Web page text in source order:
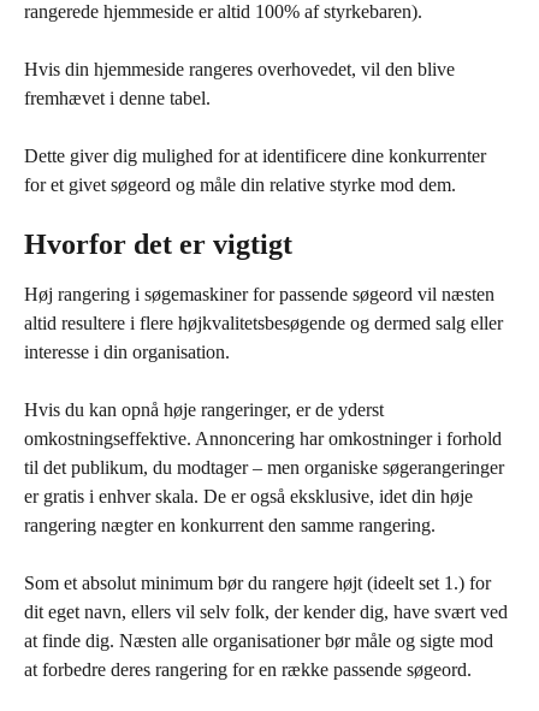
rangerede hjemmeside er altid 100% af styrkebaren).
Hvis din hjemmeside rangeres overhovedet, vil den blive
fremhævet i denne tabel.
Dette giver dig mulighed for at identificere dine konkurrenter
for et givet søgeord og måle din relative styrke mod dem.
Hvorfor det er vigtigt
Høj rangering i søgemaskiner for passende søgeord vil næsten
altid resultere i flere højkvalitetsbesøgende og dermed salg eller
interesse i din organisation.
Hvis du kan opnå høje rangeringer, er de yderst
omkostningseffektive. Annoncering har omkostninger i forhold
til det publikum, du modtager – men organiske søgerangeringer
er gratis i enhver skala. De er også eksklusive, idet din høje
rangering nægter en konkurrent den samme rangering.
Som et absolut minimum bør du rangere højt (ideelt set 1.) for
dit eget navn, ellers vil selv folk, der kender dig, have svært ved
at finde dig. Næsten alle organisationer bør måle og sigte mod
at forbedre deres rangering for en række passende søgeord.